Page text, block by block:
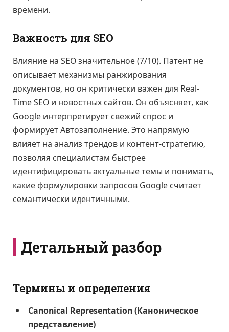
времени.
Важность для SEO
Влияние на SEO значительное (7/10). Патент не
описывает механизмы ранжирования
документов, но он критически важен для Real-
Time SEO и новостных сайтов. Он объясняет, как
Google интерпретирует свежий спрос и
формирует Автозаполнение. Это напрямую
влияет на анализ трендов и контент-стратегию,
позволяя специалистам быстрее
идентифицировать актуальные темы и понимать,
какие формулировки запросов Google считает
семантически идентичными.
Детальный разбор
Термины и определения
Canonical Representation (Каноническое
представление)